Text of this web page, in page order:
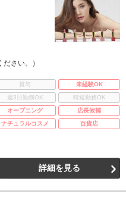
さい。）
賞与
未経験OK
週3日勤務OK
時短勤務OK
オープニング
店長候補
ナチュラルコスメ 百貨店
詳細を見る